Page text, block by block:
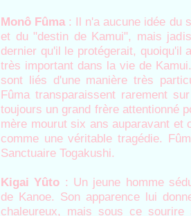
Monô Fûma : Il n'a aucune idée du
et du "destin de Kamui", mais
dernier qu'il le protégerait, quoiqu'il
très important dans la vie de
sont liés d'une manière très
Fûma transparaissent rarement
toujours un grand frère attentionné
mère mourut six ans auparavant et
comme une véritable tragédie.
Sanctuaire Togakushi.
Kigai Yûto : Un jeune homme
de Kanoe. Son apparence lui
chaleureux, mais sous ce